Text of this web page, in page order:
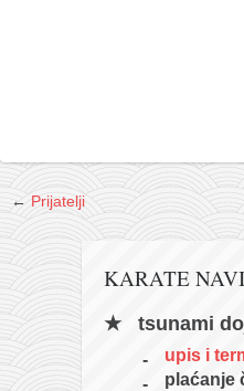
fotke
kontakt
← Prijatelji
KARATE
tsunami
upis i
plaćanje